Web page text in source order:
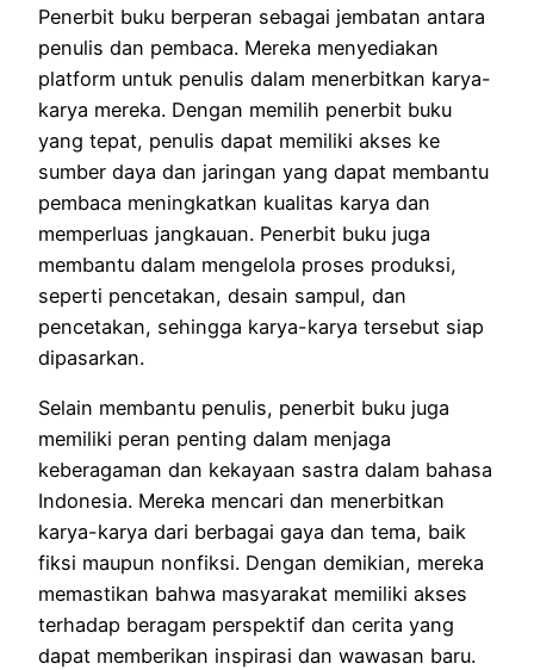
Penerbit buku berperan sebagai jembatan antara
penulis dan pembaca. Mereka menyediakan
platform untuk penulis dalam menerbitkan karya-
karya mereka. Dengan memilih penerbit buku
yang tepat, penulis dapat memiliki akses ke
sumber daya dan jaringan yang dapat membantu
pembaca meningkatkan kualitas karya dan
memperluas jangkauan. Penerbit buku juga
membantu dalam mengelola proses produksi,
seperti pencetakan, desain sampul, dan
pencetakan, sehingga karya-karya tersebut siap
dipasarkan.
Selain membantu penulis, penerbit buku juga
memiliki peran penting dalam menjaga
keberagaman dan kekayaan sastra dalam bahasa
Indonesia. Mereka mencari dan menerbitkan
karya-karya dari berbagai gaya dan tema, baik
fiksi maupun nonfiksi. Dengan demikian, mereka
memastikan bahwa masyarakat memiliki akses
terhadap beragam perspektif dan cerita yang
dapat memberikan inspirasi dan wawasan baru.